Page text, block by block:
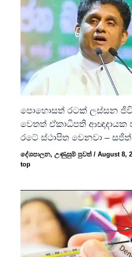
පොහොසත් රටක් ලස්සන
වෙතත් ඒකාධිපති
රටේ ස්ථාපිත වෙනවා – සජිත්
දේශපාලන,උණුසුම් පුවත්/August 8,
top